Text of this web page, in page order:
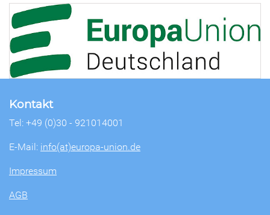
Kontakt
Tel: +49 (0)30 - 921014001
E-Mail: info(at)europa-union.de
Impressum
AGB